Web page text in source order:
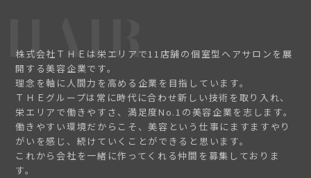
HAIR
株式会社ＴＨＥは栄エリアで11店舗の個室型ヘアサロンを展
開する美容企業です。
理念を軸に人間力を高める企業を目指しています。
ＴＨＥグループは常に時代に合わせ新しい技術を取り入れ、
栄エリアで働きやすさ、満足度No.1の美容企業を志します。
働きやすい環境だからこそ、美容という仕事にますますやり
がいを感じ、続けていくことができると思います。
これから会社を一緒に作ってくれる仲間を募集しておりま
す。